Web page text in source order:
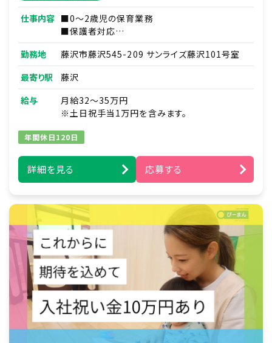
仕事内容 ■0～2歳児の保育業務
■保護者対応
■連絡帳・記録業務
※ICTシステムを使用
■各種研修参加
■見学対応
■調理補助
■ほか付随する業務
勤務地
藤沢市藤沢545-209 サンライズ藤沢101号室
最寄り駅
藤沢
給与
月給32～35万円
※土日祝手当1万円を含みます。
年間休日120日
詳細を見る 応募する